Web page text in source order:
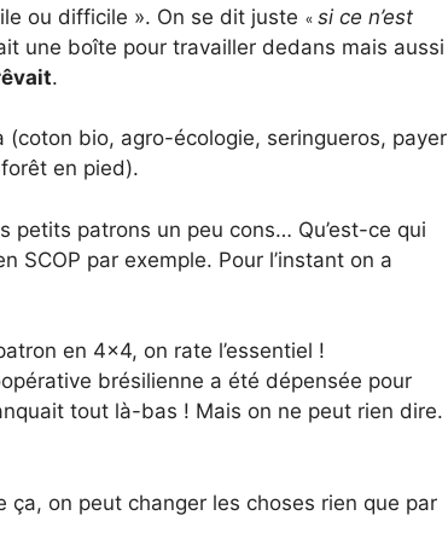
ou difficile ». On se dit juste « si ce n’est
une boîte pour travailler dedans mais aussi
.
bio, agro-écologie, seringueros, payer
en pied).
petits patrons un peu cons… Qu’est-ce qui
SCOP par exemple. Pour l’instant on a
en 4×4, on rate l’essentiel !
brésilienne a été dépensée pour
tout là-bas ! Mais on ne peut rien dire.
on peut changer les choses rien que par